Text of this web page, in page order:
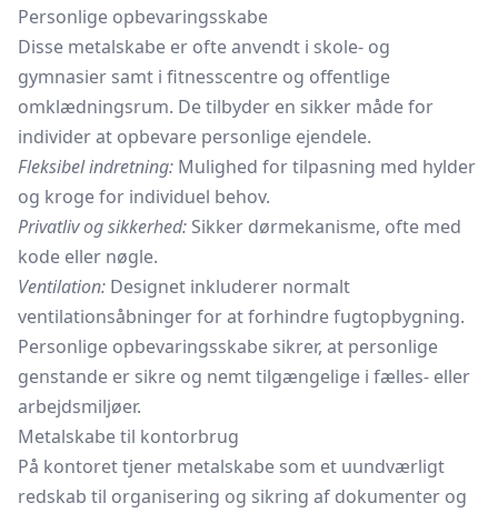
Personlige opbevaringsskabe
Disse metalskabe er ofte anvendt i skole- og
gymnasier samt i fitnesscentre og offentlige
omklædningsrum. De tilbyder en sikker måde for
individer at opbevare personlige ejendele.
Fleksibel indretning: Mulighed for tilpasning med hylder
og kroge for individuel behov.
Privatliv og sikkerhed: Sikker dørmekanisme, ofte med
kode eller nøgle.
Ventilation: Designet inkluderer normalt
ventilationsåbninger for at forhindre fugtopbygning.
Personlige opbevaringsskabe sikrer, at personlige
genstande er sikre og nemt tilgængelige i fælles- eller
arbejdsmiljøer.
Metalskabe til kontorbrug
På kontoret tjener metalskabe som et uundværligt
redskab til organisering og sikring af dokumenter og